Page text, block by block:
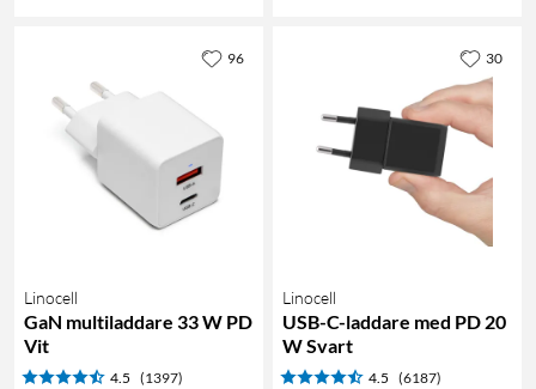
Linocell
GaN multiladdare 33 W PD
Vit
4.5 (1397)
96
Linocell
USB-C-laddare med PD 20
W Svart
4.5 (6187)
30